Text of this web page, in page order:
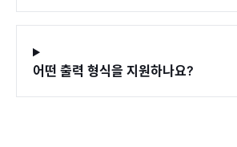
어떤 출력 형식을 지원하나요?